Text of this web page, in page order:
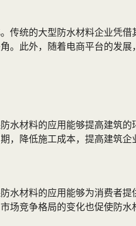
传统的大型防水材料企业凭
。此外，随着电商平台的发
水材料的应用能够提高建筑
，降低施工成本，提高建筑
水材料的应用能够为消费者
竞争格局的变化也促使防